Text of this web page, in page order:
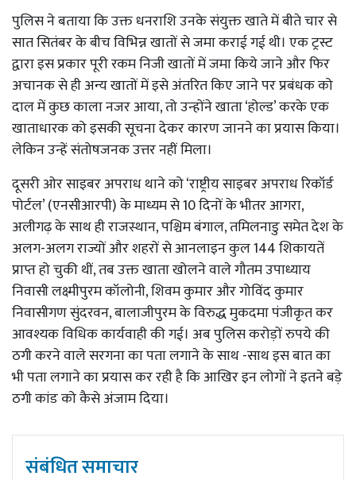
पुलिस ने बताया कि उक्त धनराशि उनके संयुक्त खाते में बीते चार से
सात सितंबर के बीच विभिन्न खातों से जमा कराई गई थी। एक ट्रस्ट
द्वारा इस प्रकार पूरी रकम निजी खातों में जमा किये जाने और फिर
अचानक से ही अन्य खातों में इसे अंतरित किए जाने पर प्रबंधक को
दाल में कुछ काला नजर आया, तो उन्होंने खाता ‘होल्ड’ करके एक
खाताधारक को इसकी सूचना देकर कारण जानने का प्रयास किया।
लेकिन उन्हें संतोषजनक उत्तर नहीं मिला।
दूसरी ओर साइबर अपराध थाने को ‘राष्ट्रीय साइबर अपराध रिकॉर्ड
पोर्टल’ (एनसीआरपी) के माध्यम से 10 दिनों के भीतर आगरा,
अलीगढ़ के साथ ही राजस्थान, पश्चिम बंगाल, तमिलनाडु समेत देश के
अलग-अलग राज्यों और शहरों से आनलाइन कुल 144 शिकायतें
प्राप्त हो चुकी थीं, तब उक्त खाता खोलने वाले गौतम उपाध्याय
निवासी लक्ष्मीपुरम कॉलोनी, शिवम कुमार और गोविंद कुमार
निवासीगण सुंदरवन, बालाजीपुरम के विरुद्ध मुकदमा पंजीकृत कर
आवश्यक विधिक कार्यवाही की गई। अब पुलिस करोड़ों रुपये की
ठगी करने वाले सरगना का पता लगाने के साथ -साथ इस बात का
भी पता लगाने का प्रयास कर रही है कि आखिर इन लोगों ने इतने बड़े
ठगी कांड को कैसे अंजाम दिया।
संबंधित समाचार